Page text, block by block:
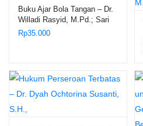
Buku Ajar Bola Tangan – Dr.
Willadi Rasyid, M.Pd.; Sari
Mariati, S.Si., M.Pd.
Rp35.000